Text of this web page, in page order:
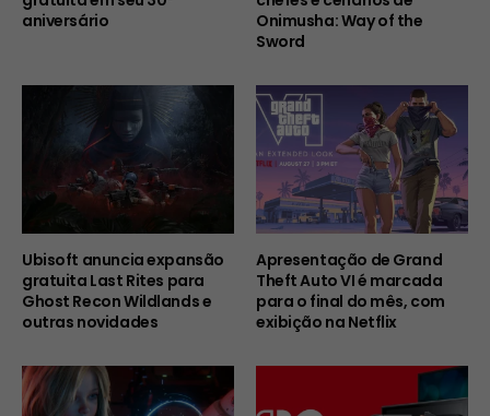
aniversário
Onimusha: Way of the
Sword
Ubisoft anuncia expansão
gratuita Last Rites para
Ghost Recon Wildlands e
outras novidades
Apresentação de Grand
Theft Auto VI é marcada
para o final do mês, com
exibição na Netflix